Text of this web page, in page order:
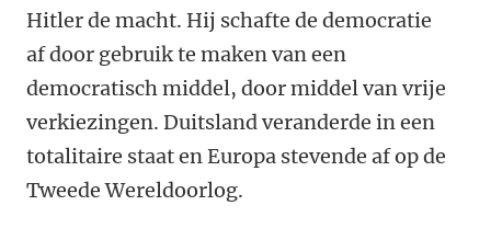
Hitler de macht. Hij schafte de democratie
af door gebruik te maken van een
democratisch middel, door middel van vrije
verkiezingen. Duitsland veranderde in een
totalitaire staat en Europa stevende af op de
Tweede Wereldoorlog.